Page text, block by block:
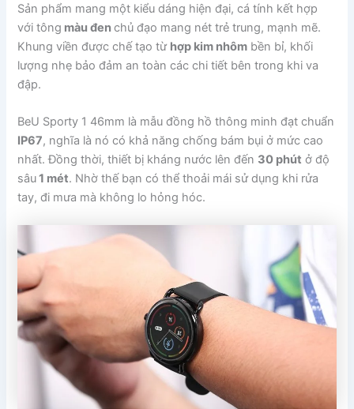
Sản phẩm mang một kiểu dáng hiện đại, cá tính kết hợp
với tông màu đenchủ đạo mang nét trẻ trung, mạnh mẽ.
Khung viền được chế tạo từ hợp kim nhôm bền bỉ, khối
lượng nhẹ bảo đảm an toàn các chi tiết bên trong khi va
đập.
BeU Sporty 1 46mm là mẫu đồng hồ thông minh đạt chuẩn
IP67, nghĩa là nó có khả năng chống bám bụi ở mức cao
nhất. Đồng thời, thiết bị kháng nước lên đến 30 phút ở độ
sâu1 mét. Nhờ thế bạn có thể thoải mái sử dụng khi rửa
tay, đi mưa mà không lo hỏng hóc.